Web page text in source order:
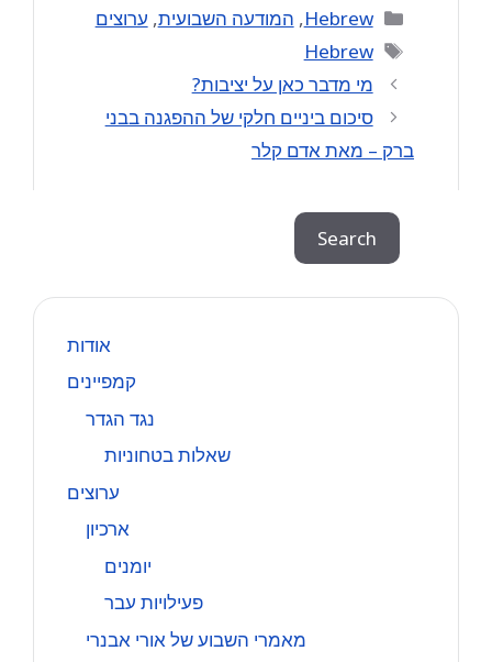
Categories
Hebrew
, המודעה השבועית, ערוצים
Tags
Hebrew
מי מדבר כאן על יציבות?
סיכום ביניים חלקי של ההפגנה בבני
ברק – מאת אדם קלר
Search
אודות
קמפיינים
נגד הגדר
שאלות בטחוניות
ערוצים
ארכיון
יומנים
פעילויות עבר
מאמרי השבוע של אורי אבנרי